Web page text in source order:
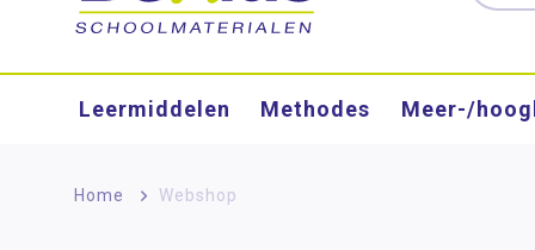
Leermiddelen Methodes Meer-/
Home > Webshop